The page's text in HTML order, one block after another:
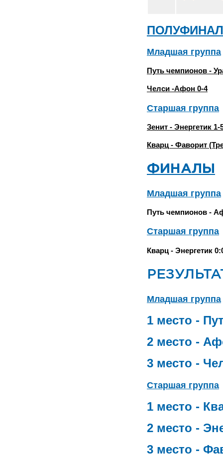
Младшая группа
Путь чемпионов -
Челси -Афон 0-4
Старшая группа
Зенит - Энергетик 1-
Кварц - Фаворит
ФИНАЛЫ
Младшая группа
Путь чемпионов -
Старшая группа
Кварц - Энергетик
Младшая группа
1 место -
2 место -
3 место -
Старшая группа
1 место -
2 место -
3 место -